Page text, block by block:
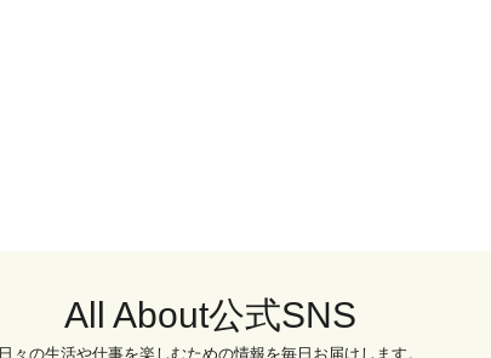
All About公式SNS
日々の生活や仕事を楽しむための情報を毎日お届けします。